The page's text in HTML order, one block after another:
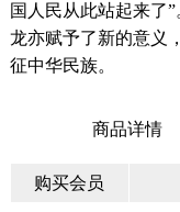
国人民从此站起来了
龙亦赋予了新的意义
征中华民族。
商品详情
购买会员